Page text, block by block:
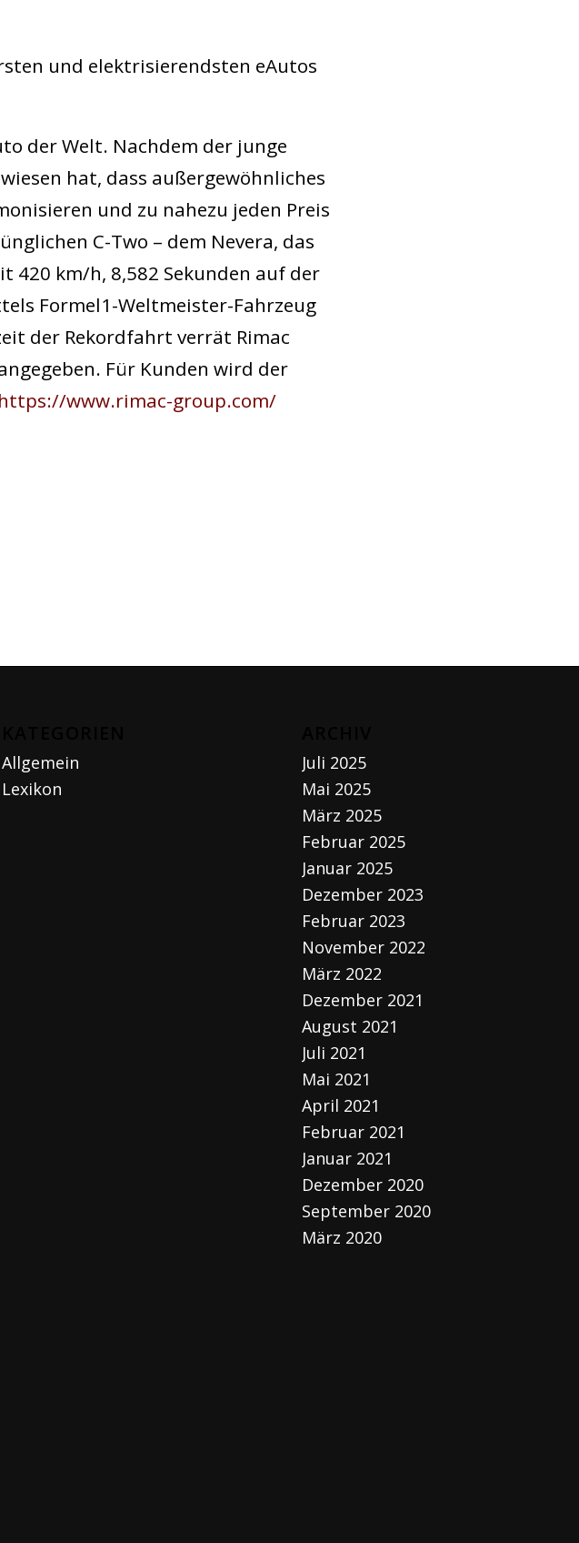
und elektrisierendsten eAutos
der Welt. Nachdem der junge
hat, dass außergewöhnliches
und zu nahezu jeden Preis
C-Two – dem Nevera, das
420 km/h, 8,582 Sekunden auf der
Formel1-Weltmeister-Fahrzeug
der Rekordfahrt verrät Rimac
Für Kunden wird der
https://www.rimac-group.com/
Allgemein
Lexikon
Juli 2025
Mai 2025
März 2025
Februar 2025
Januar 2025
Dezember 2023
Februar 2023
November 2022
März 2022
Dezember 2021
August 2021
Juli 2021
Mai 2021
April 2021
Februar 2021
Januar 2021
Dezember 2020
September 2020
März 2020